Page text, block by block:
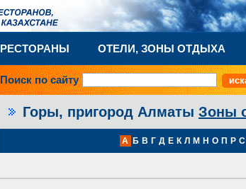
РЕСТОРАНЫ ОТЕЛИ, ЗОНЫ ОТДЫХА
Поиск по сайту
Горы, пригород Алматы Зоны
А Б В Г Д Е К Л М Н О П Р С